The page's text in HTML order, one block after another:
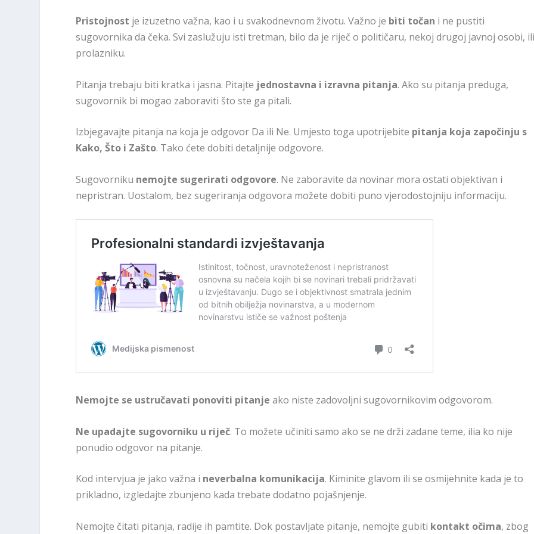
Pristojnost je izuzetno važna, kao i u svakodnevnom životu. Važno je biti točan i ne pustiti
sugovornika da čeka. Svi zaslužuju isti tretman, bilo da je riječ o političaru, nekoj drugoj javnoj osobi,
prolazniku.
Pitanja trebaju biti kratka i jasna. Pitajte jednostavna i izravna pitanja. Ako su pitanja preduga,
sugovornik bi mogao zaboraviti što ste ga pitali.
Izbjegavajte pitanja na koja je odgovor Da ili Ne. Umjesto toga upotrijebite pitanja koja započinju s
Kako, Što i Zašto. Tako ćete dobiti detaljnije odgovore.
Sugovorniku nemojte sugerirati odgovore. Ne zaboravite da novinar mora ostati objektivan i
nepristran. Uostalom, bez sugeriranja odgovora možete dobiti puno vjerodostojniju informaciju.
Nemojte se ustručavati ponoviti pitanje ako niste zadovoljni sugovornikovim odgovorom.
Ne upadajte sugovorniku u riječ. To možete učiniti samo ako se ne drži zadane teme, ilia ko nije
ponudio odgovor na pitanje.
Kod intervjua je jako važna i neverbalna komunikacija. Kiminite glavom ili se osmijehnite kada je to
prikladno, izgledajte zbunjeno kada trebate dodatno pojašnjenje.
Nemojte čitati pitanja, radije ih pamtite. Dok postavljate pitanje, nemojte gubiti kontakt očima, zbog